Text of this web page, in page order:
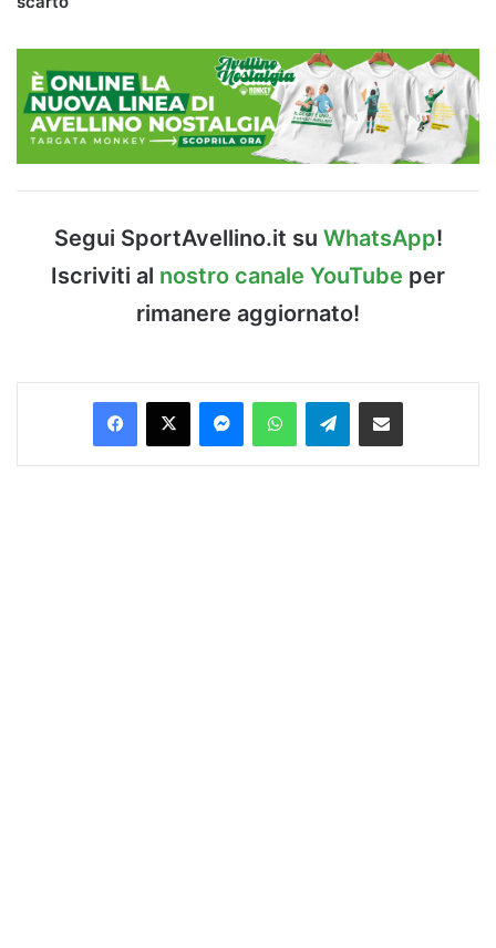
Segui SportAvellino.it su WhatsApp!
Iscriviti al nostro canale YouTube per
rimanere aggiornato!
Facebook
X MessengerWhatsAppTelegramCondividi via Email